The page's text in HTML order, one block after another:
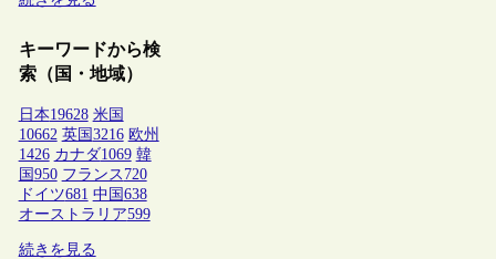
キーワードから検
索（国・地域）
日本19628 米国
10662 英国 3216 欧州
1426 カナダ1069 韓
国 950 フランス 720
ドイツ681 中国 638
オーストラリア599
続きを見る